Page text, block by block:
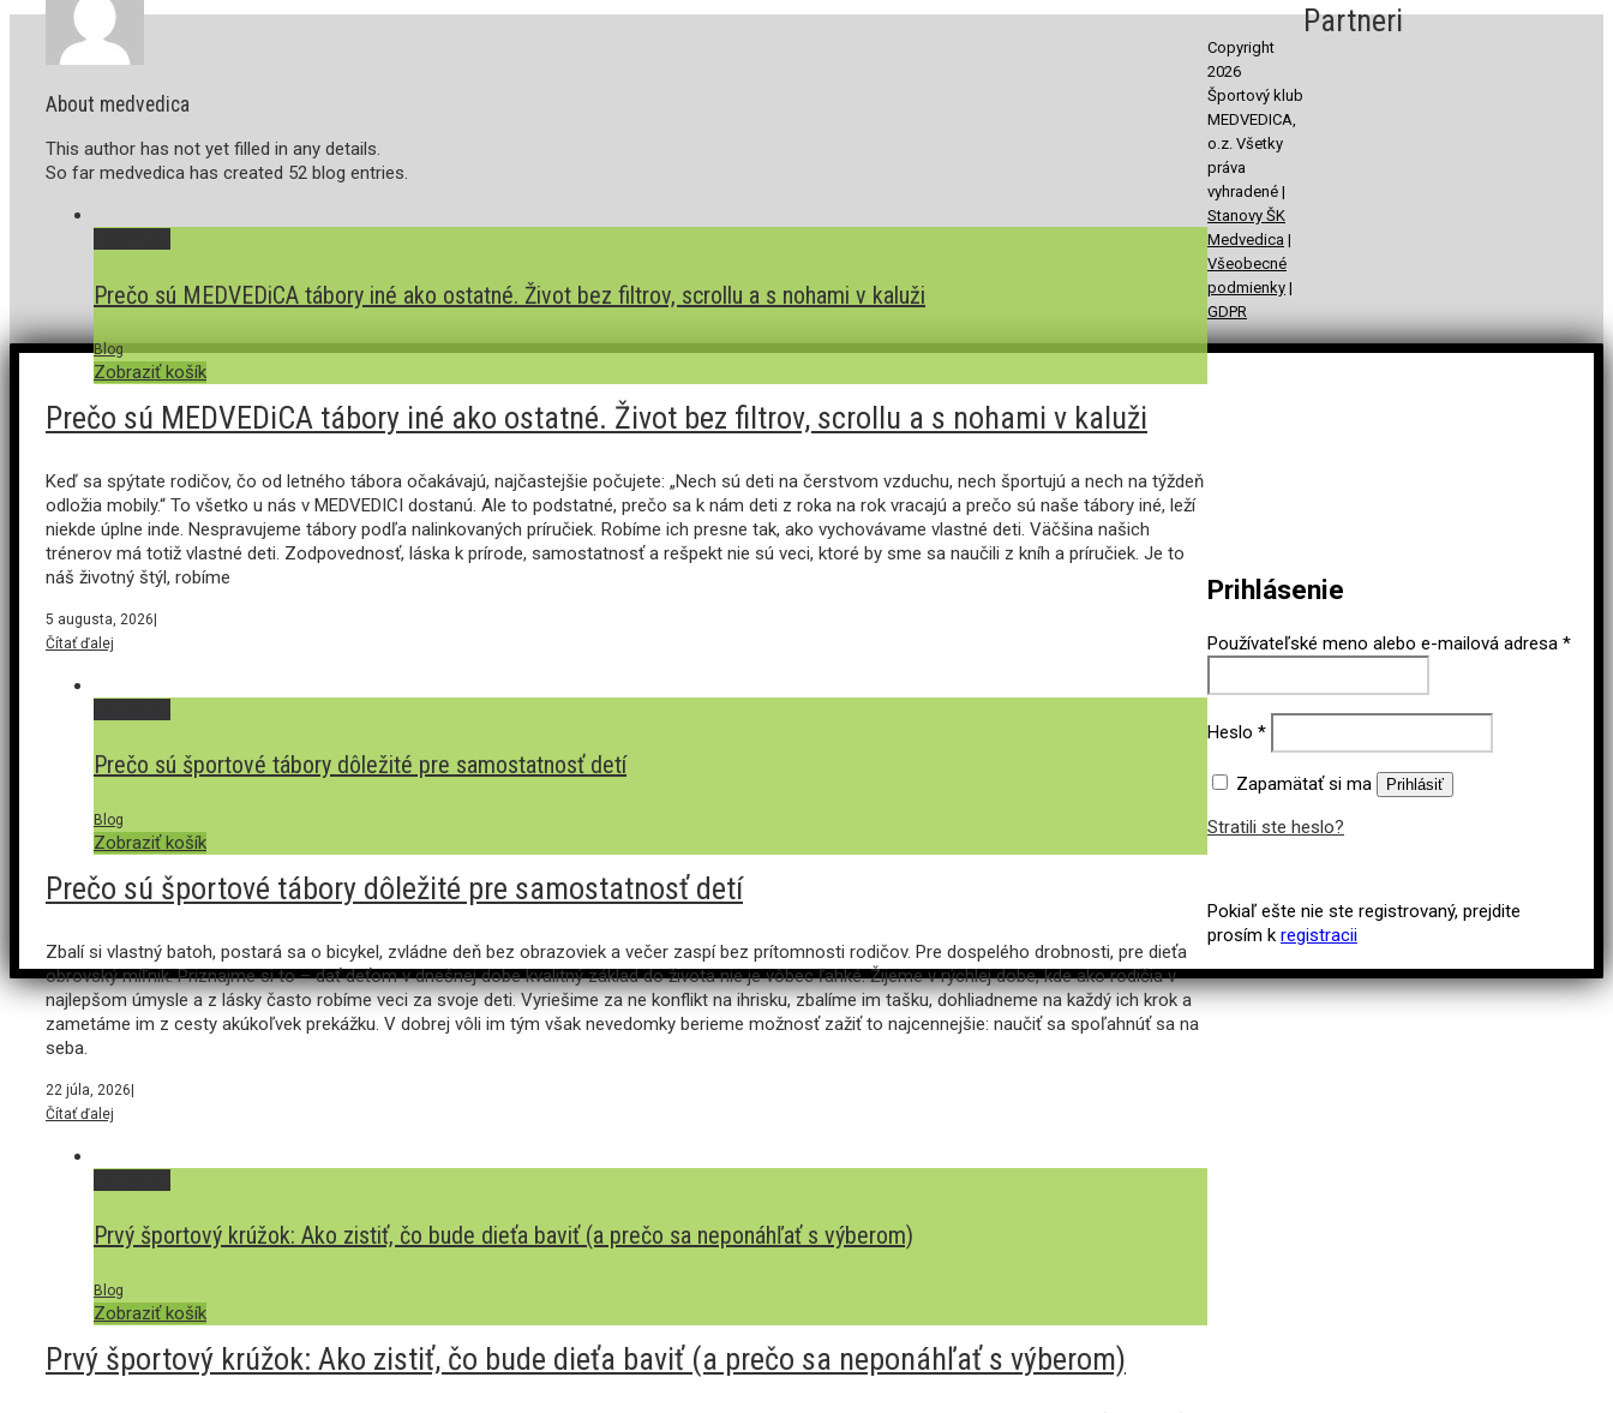
About medvedica
This author has not yet filled in any details.
So far medvedica has created 52 blog entries.
Prečo sú MEDVEDiCA tábory iné ako ostatné. Život bez filtrov, scrollu a s nohami v kaluži
Blog
Zobraziť košík
Prečo sú MEDVEDiCA tábory iné ako ostatné. Život bez filtrov, scrollu a s nohami v kaluži
Keď sa spýtate rodičov, čo od letného tábora očakávajú, najčastejšie počujete: „Nech sú deti na čerstvom vzduchu, nech športujú a nech na týždeň
odložia mobily.“ To všetko u nás v MEDVEDICI dostanú. Ale to podstatné, prečo sa k nám deti z roka na rok vracajú a prečo sú naše tábory iné, leží
niekde úplne inde. Nespravujeme tábory podľa nalinkovaných príručiek. Robíme ich presne tak, ako vychovávame vlastné deti. Väčšina našich
trénerov má totiž vlastné deti. Zodpovednosť, láska k prírode, samostatnosť a rešpekt nie sú veci, ktoré by sme sa naučili z kníh a príručiek. Je to
náš životný štýl, robíme
5 augusta, 2026|
Čítať ďalej
Prečo sú športové tábory dôležité pre samostatnosť detí
Blog
Zobraziť košík
Prečo sú športové tábory dôležité pre samostatnosť detí
Zbalí si vlastný batoh, postará sa o bicykel, zvládne deň bez obrazoviek a večer zaspí bez prítomnosti rodičov. Pre dospelého drobnosti, pre dieťa
obrovský míľnik. Priznajme si to – dať deťom v dnešnej dobe kvalitný základ do života nie je vôbec ľahké. Žijeme v rýchlej dobe, kde ako rodičia v
najlepšom úmysle a z lásky často robíme veci za svoje deti. Vyriešime za ne konflikt na ihrisku, zbalíme im tašku, dohliadneme na každý ich krok a
zametáme im z cesty akúkoľvek prekážku. V dobrej vôli im tým však nevedomky berieme možnosť zažiť to najcennejšie: naučiť sa spoľahnúť sa na
seba.
22 júla, 2026|
Čítať ďalej
Prvý športový krúžok: Ako zistiť, čo bude dieťa baviť (a prečo sa neponáhľať s výberom)
Blog
Zobraziť košík
Prvý športový krúžok: Ako zistiť, čo bude dieťa baviť (a prečo sa neponáhľať s výberom)
Partneri
Copyright
2026
Športový klub
MEDVEDICA,
o.z. Všetky
práva
vyhradené |
Stanovy ŠK
Medvedica |
Všeobecné
podmienky |
GDPR
Prihlásenie
Používateľské meno alebo e-mailová adresa *
Heslo *
Zapamätať si ma Prihlásiť
Stratili ste heslo?
Pokiaľ ešte nie ste registrovaný, prejdite
prosím k registracii